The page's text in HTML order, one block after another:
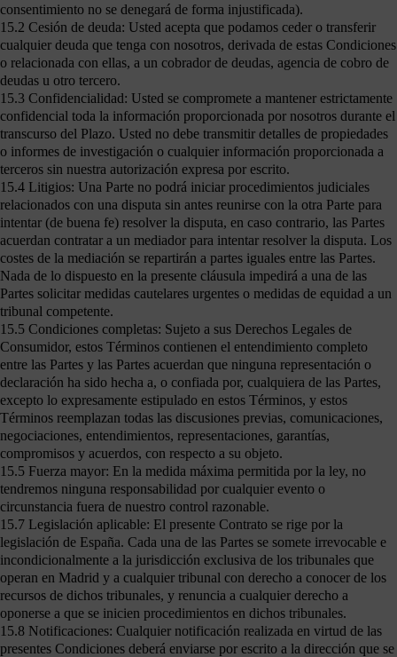
consentimiento no se denegará de forma injustificada).
15.2 Cesión de deuda: Usted acepta que podamos ceder o transferir
cualquier deuda que tenga con nosotros, derivada de estas Condiciones
o relacionada con ellas, a un cobrador de deudas, agencia de cobro de
deudas u otro tercero.
15.3 Confidencialidad: Usted se compromete a mantener estrictamente
confidencial toda la información proporcionada por nosotros durante el
transcurso del Plazo. Usted no debe transmitir detalles de propiedades
o informes de investigación o cualquier información proporcionada a
terceros sin nuestra autorización expresa por escrito.
15.4 Litigios: Una Parte no podrá iniciar procedimientos judiciales
relacionados con una disputa sin antes reunirse con la otra Parte para
intentar (de buena fe) resolver la disputa, en caso contrario, las Partes
acuerdan contratar a un mediador para intentar resolver la disputa. Los
costes de la mediación se repartirán a partes iguales entre las Partes.
Nada de lo dispuesto en la presente cláusula impedirá a una de las
Partes solicitar medidas cautelares urgentes o medidas de equidad a un
tribunal competente.
15.5 Condiciones completas: Sujeto a sus Derechos Legales de
Consumidor, estos Términos contienen el entendimiento completo
entre las Partes y las Partes acuerdan que ninguna representación o
declaración ha sido hecha a, o confiada por, cualquiera de las Partes,
excepto lo expresamente estipulado en estos Términos, y estos
Términos reemplazan todas las discusiones previas, comunicaciones,
negociaciones, entendimientos, representaciones, garantías,
compromisos y acuerdos, con respecto a su objeto.
15.5 Fuerza mayor: En la medida máxima permitida por la ley, no
tendremos ninguna responsabilidad por cualquier evento o
circunstancia fuera de nuestro control razonable.
15.7 Legislación aplicable: El presente Contrato se rige por la
legislación de España. Cada una de las Partes se somete irrevocable e
incondicionalmente a la jurisdicción exclusiva de los tribunales que
operan en Madrid y a cualquier tribunal con derecho a conocer de los
recursos de dichos tribunales, y renuncia a cualquier derecho a
oponerse a que se inicien procedimientos en dichos tribunales.
15.8 Notificaciones: Cualquier notificación realizada en virtud de las
presentes Condiciones deberá enviarse por escrito a la dirección que se